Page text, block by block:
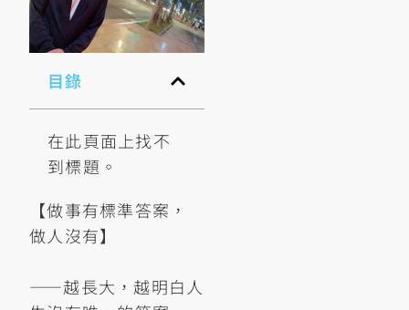
目錄
在此頁面上找不
到標題。
【做事有標準答案，
做人沒有】
——越長大，越明白人